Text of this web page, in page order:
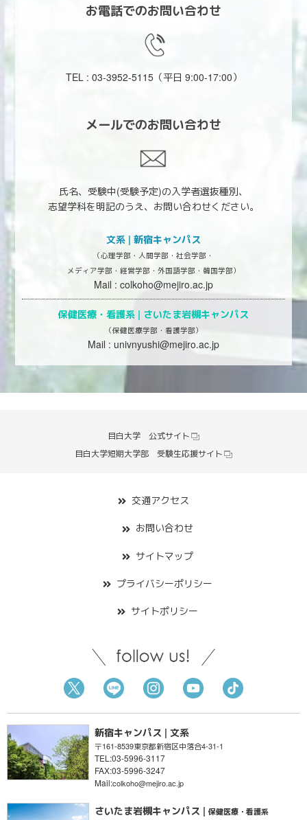
お電話でのお問い合わせ
TEL : 03-3952-5115（平日 9:00-17:00）
メールでのお問い合わせ
氏名、受験中(受験予定)の入学者選抜種別、
志望学科を明記のうえ、お問い合わせください。
文系 | 新宿キャンパス
（心理学部・人間学部・社会学部・
メディア学部・経営学部・外国語学部・韓国学部）
Mail : colkoho@mejiro.ac.jp
保健医療・看護系 | さいたま岩槻キャンパス
（保健医療学部・看護学部）
Mail : univnyushi@mejiro.ac.jp
目白大学 公式サイト
目白大学短期大学部 受験生応援サイト
交通アクセス
お問い合わせ
サイトマップ
プライバシーポリシー
サイトポリシー
新宿キャンパス | 文系
〒161-8539東京都新宿区中落合4-31-1
TEL:03-5996-3117
FAX:03-5996-3247
Mail:colkoho@mejiro.ac.jp
さいたま岩槻キャンパス | 保健医療・看護系